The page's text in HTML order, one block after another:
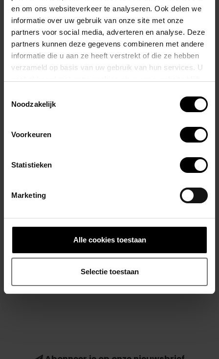
en om ons websiteverkeer te analyseren. Ook delen we
informatie over uw gebruik van onze site met onze
partners voor social media, adverteren en analyse. Deze
partners kunnen deze gegevens combineren met andere
informatie die u aan ze heeft verstrekt of die ze hebben
verzameld op basis van uw gebruik van hun services. U
Noodzakelijk
Voorkeuren
Statistieken
Marketing
Alle cookies toestaan
Selectie toestaan
sportbroeken en leggings.
De artikelen op de foto zijn enkel apart verkrijgbaar.
Materiaal: 96 polyester, 4% spandex
Gerelateerde producten
€21,95